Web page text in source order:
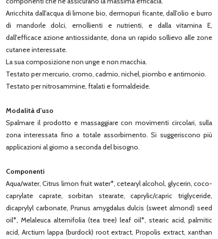
Arricchita dall'acqua di limone bio, dermopuri ficante, dall'olio e burro
di mandorle dolci, emollienti e nutrienti, e dalla vitamina E,
dall'efficace azione antiossidante, dona un rapido sollievo alle zone
cutanee interessate.
La sua composizione non unge e non macchia.
Testato per mercurio, cromo, cadmio, nichel, piombo e antimonio.
Testato per nitrosammine, ftalati e formaldeide.
Modalità d'uso
Spalmare il prodotto e massaggiare con movimenti circolari, sulla
zona interessata fino a totale assorbimento. Si suggeriscono più
applicazioni al giorno a seconda del bisogno.
Componenti
Aqua/water, Citrus limon fruit water*, cetearyl alcohol, glycerin, coco-
caprylate caprate, sorbitan stearate, caprylic/capric triglyceride,
dicaprylyl carbonate, Prunus amygdalus dulcis (sweet almond) seed
oil*, Melaleuca alternifolia (tea tree) leaf oil*, stearic acid, palmitic
acid, Arctium lappa (burdock) root extract, Propolis extract, xanthan